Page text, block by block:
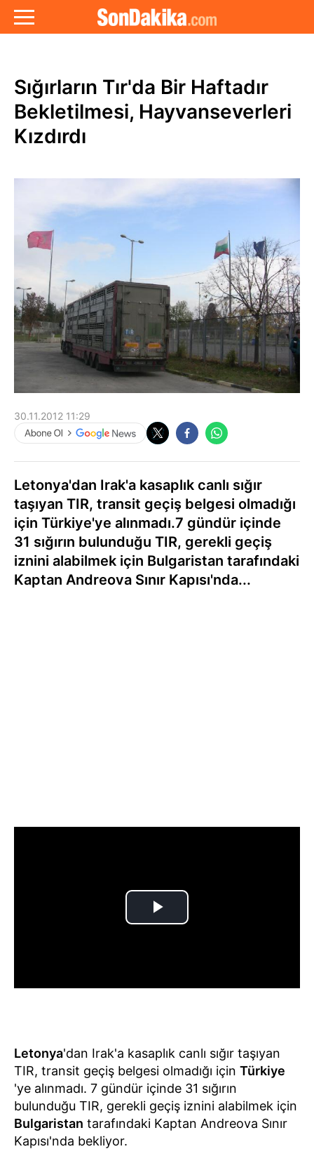
Sığırların Tır'da Bir Haftadır
Bekletilmesi, Hayvanseverleri
Kızdırdı
30.11.2012 11:29
Letonya'dan Irak'a kasaplık canlı sığır
taşıyan TIR, transit geçiş belgesi olmadığı
için Türkiye'ye alınmadı.7 gündür içinde
31 sığırın bulunduğu TIR, gerekli geçiş
iznini alabilmek için Bulgaristan tarafındaki
Kaptan Andreova Sınır Kapısı'nda...
Letonya'dan Irak'a kasaplık canlı sığır taşıyan
TIR, transit geçiş belgesi olmadığı için Türkiye
'ye alınmadı. 7 gündür içinde 31 sığırın
bulunduğu TIR, gerekli geçiş iznini alabilmek için
Bulgaristan tarafındaki Kaptan Andreova Sınır
Kapısı'nda bekliyor.